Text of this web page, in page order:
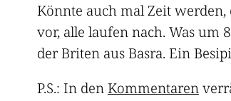
Könnte auch mal Zeit
vor, alle laufen nach. Was um
der Briten aus Basra. Ein
P.S.: In denKommentaren